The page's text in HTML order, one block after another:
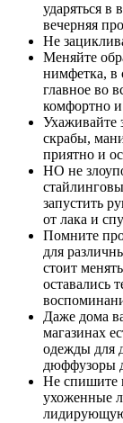
ударяться в
вечерняя
Не
Меняйте
нимфетка, в
главное во
комфортно
Ухаживайте
скрабы,
приятно и
НО не
запустить
от лака и
Помните
для
стоит
оставались
Даже дома
магазинах
одежды для
дюффузоры
Не спишите
ухоженные